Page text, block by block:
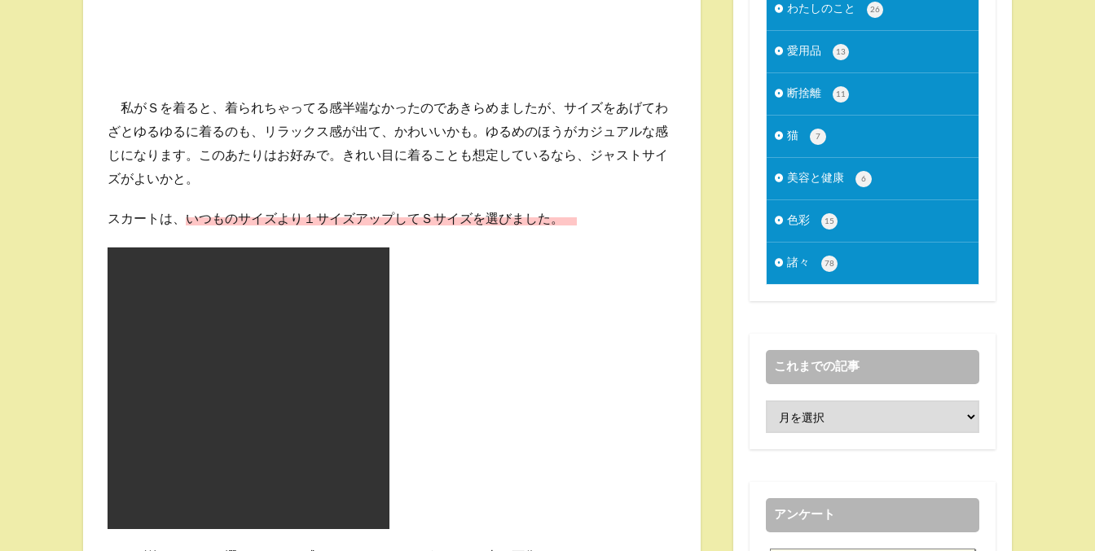
私がＳを着ると、着られちゃってる感半端なかったのであきらめましたが、サイズをあげてわ
ざとゆるゆるに着るのも、リラックス感が出て、かわいいかも。ゆるめのほうがカジュアルな感
じになります。このあたりはお好みで。きれい目に着ることも想定しているなら、ジャストサイ
ズがよいかと。
スカートは、 いつものサイズより１サイズアップしてＳサイズを選びました。
わたしのこと 26
愛用品 13
断捨離 11
猫 7
美容と健康 6
色彩 15
諸々 78
これまでの記事
アンケート